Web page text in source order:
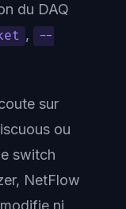
du DAQ
,
--
sur
ou
switch
NetFlow
ni